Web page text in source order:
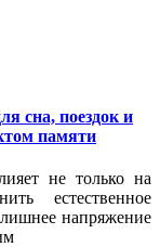
сна, поездок и
памяти
не только на
естественное
напряжение